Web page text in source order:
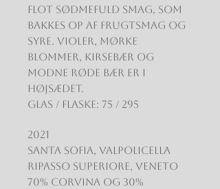
flot sødmefuld smag, som
bakkes op af frugtsmag og
syre. Violer, mørke
blommer, kirsebær og
modne røde bær er i
højsædet.
Glas / Flaske: 75 / 295
2021
Santa Sofia, Valpolicella
Ripasso Superiore, Veneto
70% Corvina og 30%